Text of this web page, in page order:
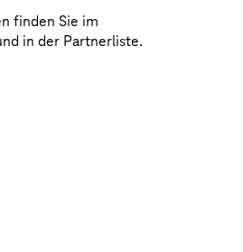
finden Sie im
in der Partnerliste.